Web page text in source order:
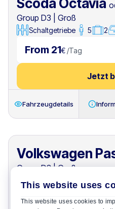
Scoda Octavia
Group D3
Groß
Schaltgetriebe 5 2
From 21€ /Tag
Jetzt
Fahrzeugdetails
Volkswagen
Group D3|Groß
Schaltgetriebe
From 21€/Tag
This website uses
This website uses cookies to